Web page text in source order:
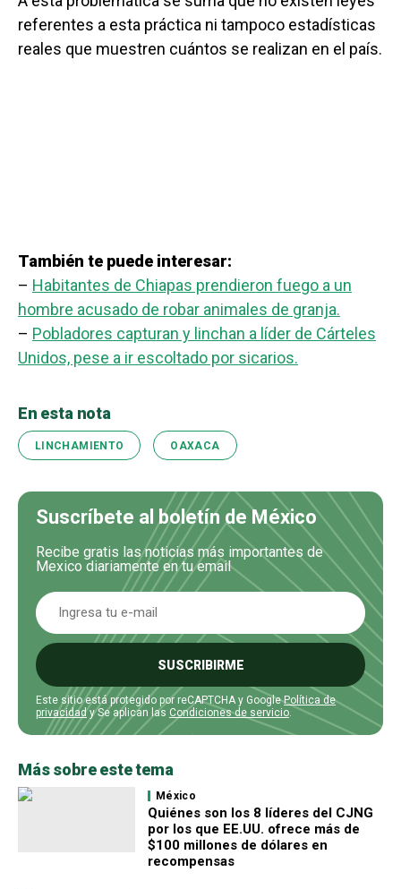
referentes a esta práctica ni tampoco estadísticas
reales que muestren cuántos se realizan en el país.
También te puede interesar:
– Habitantes de Chiapas prendieron fuego a un
hombre acusado de robar animales de granja.
– Pobladores capturan y linchan a líder de Cárteles
Unidos, pese a ir escoltado por sicarios.
En esta nota
LINCHAMIENTO OAXACA
Suscríbete al boletín de México
Recibe gratis las noticias más importantes de
Mexico diariamente en tu email
SUSCRIBIRME
Este sitio está protegido por reCAPTCHA y GooglePolítica de
privacidady Se aplican las Condiciones de servicio
Más sobre este tema
México
Quiénes son los 8 líderes del CJNG
por los que EE.UU. ofrece más de
$100 millones de dólares en
recompensas